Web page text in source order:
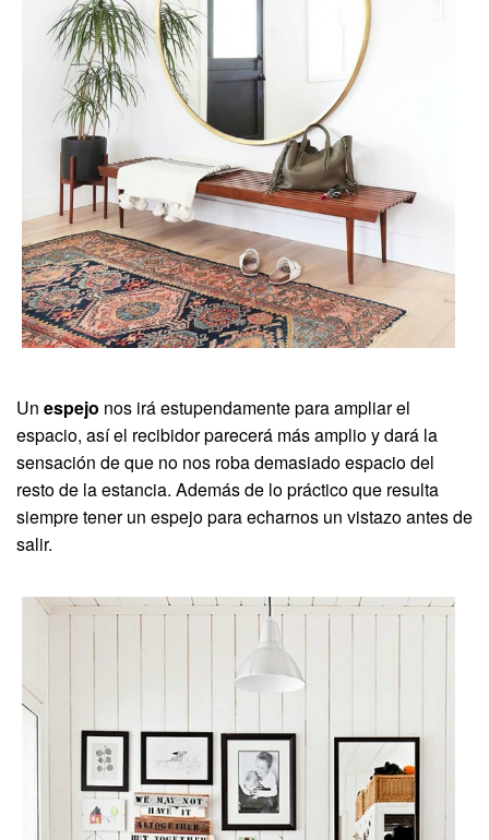
Un espejo nos irá estupendamente para ampliar el
espacio, así el recibidor parecerá más amplio y dará la
sensación de que no nos roba demasiado espacio del
resto de la estancia. Además de lo práctico que resulta
siempre tener un espejo para echarnos un vistazo antes de
salir.